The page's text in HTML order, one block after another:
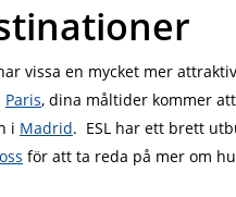
vissa en mycket mer
Paris, dina måltider kommer
i Madrid. ESL har ett brett
för att ta reda på mer om